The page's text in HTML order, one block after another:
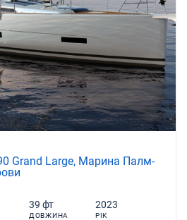
Grand Large, Марина Палм-
39 фт
ДОВЖИНА
2023
РІК